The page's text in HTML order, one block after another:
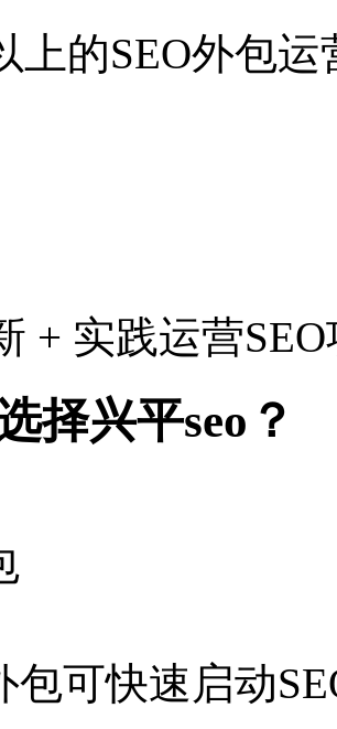
上的SEO外包运
+ 实践运营
择兴平seo？
包可快速启动